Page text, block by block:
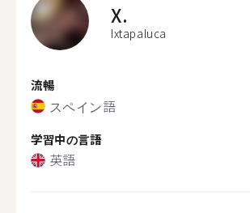
X.
Ixtapaluca
流暢
スペイン語
学習中の言語
英語